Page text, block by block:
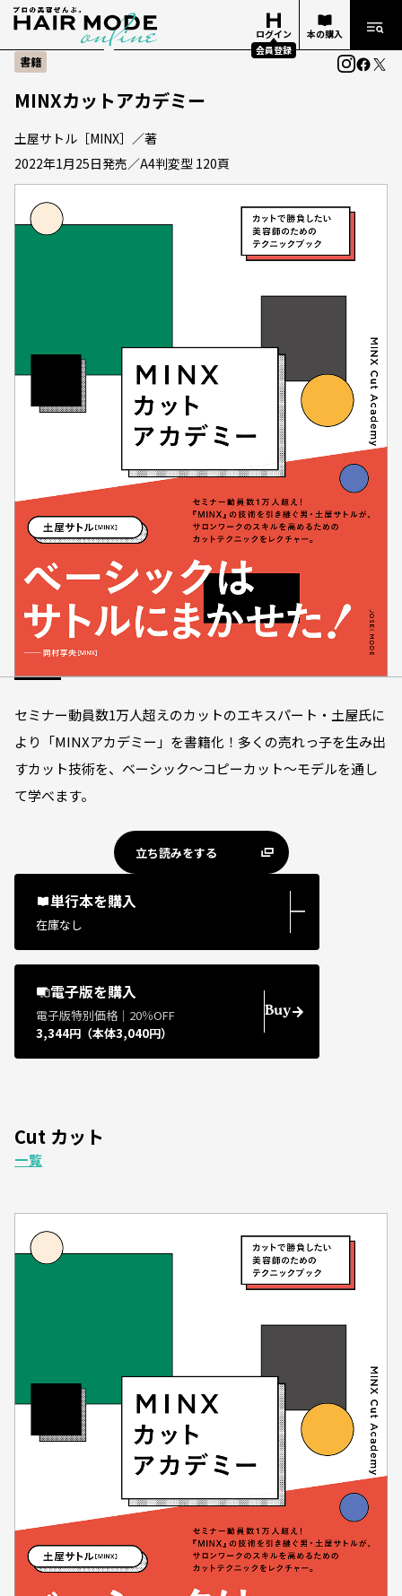
ログイン
会員登録
本の購入
書籍
MINXカットアカデミー
土屋サトル［MINX］／著
2022年1月25日発売／A4判変型 120頁
セミナー動員数1万人超えのカットのエキスパート・土屋氏に
より「MINXアカデミー」を書籍化！多くの売れっ子を生み出
すカット技術を、ベーシック～コピーカット～モデルを通し
て学べます。
立ち読みをする
単行本を購入
在庫なし
―
電子版を購入
電子版特別価格｜20％OFF
3,344円（本体3,040円）
Buy
Cut カット
一覧